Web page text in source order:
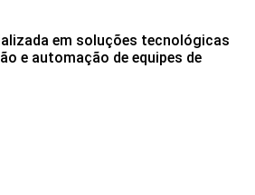
em soluções tecnológicas
e automação de equipes de